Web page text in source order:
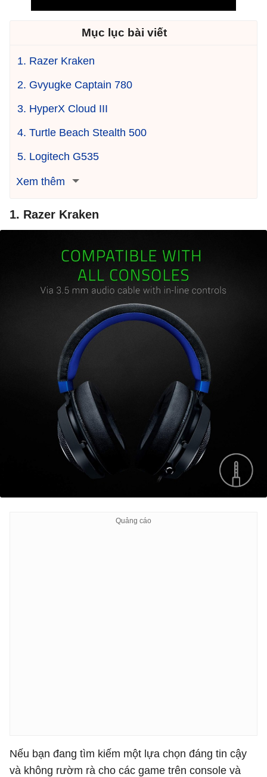
Mục lục bài viết
1. Razer Kraken
2. Gvyugke Captain 780
3. HyperX Cloud III
4. Turtle Beach Stealth 500
5. Logitech G535
Xem thêm
1. Razer Kraken
Nếu bạn đang tìm kiếm một lựa chọn ​​đáng tin cậy
và không rườm rà cho các game trên console và